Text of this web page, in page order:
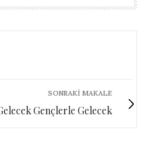
SONRAKI MAKALE
Gençlerle Gelecek